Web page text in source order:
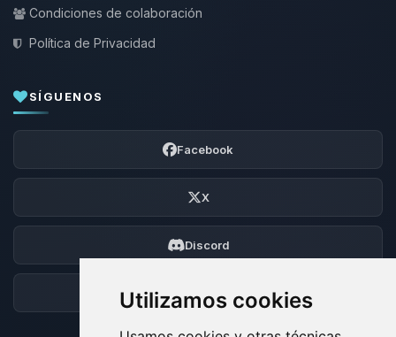
Utilizamos cookies
Condiciones de colaboración
Política de Privacidad
SÍGUENOS
Facebook
X
Discord
Foro